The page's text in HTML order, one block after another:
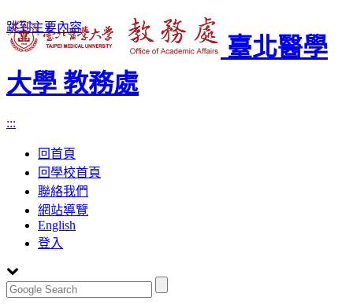
跳到主要內容
臺北醫學
大學 教務處
:::
回首頁
回學校首頁
聯絡我們
網站導覽
English
登入